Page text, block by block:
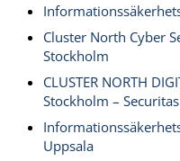
Cluster North Cyber
Stockholm
CLUSTER NORTH
Stockholm –
Uppsala